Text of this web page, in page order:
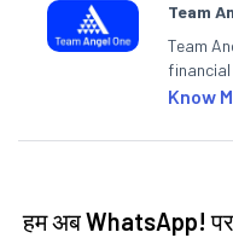
Team
Team
articles
Know
हम अबWhatsApp!